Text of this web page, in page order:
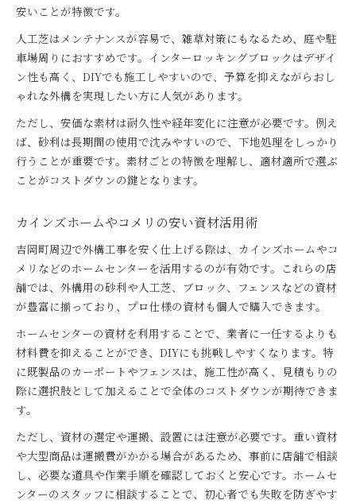
安いことが特徴です。
人工芝はメンテナンスが容易で、雑草対策にもなるため、庭や駐
車場周りにおすすめです。インターロッキングブロックはデザイ
ン性も高く、DIYでも施工しやすいので、予算を抑えながらおし
ゃれな外構を実現したい方に人気があります。
ただし、安価な素材は耐久性や経年変化に注意が必要です。例え
ば、砂利は長期間の使用で沈みやすいので、下地処理をしっかり
行うことが重要です。素材ごとの特徴を理解し、適材適所で選ぶ
ことがコストダウンの鍵となります。
カインズホームやコメリの安い資材活用術
吉岡町周辺で外構工事を安く仕上げる際は、カインズホームやコ
メリなどのホームセンターを活用するのが有効です。これらの店
舗では、外構用の砂利や人工芝、ブロック、フェンスなどの資材
が豊富に揃っており、プロ仕様の資材も個人で購入できます。
ホームセンターの資材を利用することで、業者に一任するよりも
材料費を抑えることができ、DIYにも挑戦しやすくなります。特
に既製品のカーポートやフェンスは、施工性が高く、見積もりの
際に選択肢として加えることで全体のコストダウンが期待できま
す。
ただし、資材の選定や運搬、設置には注意が必要です。重い資材
や大型商品は運搬費がかかる場合があるため、事前に店舗で相談
し、必要な道具や作業手順を確認しておくと安心です。ホームセ
ンターのスタッフに相談することで、初心者でも失敗を防ぎやす